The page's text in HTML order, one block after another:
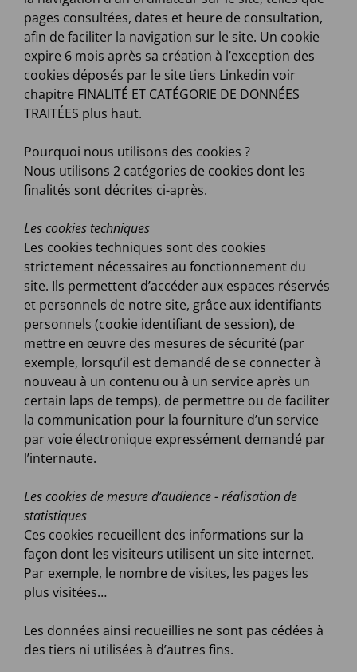
pages consultées, dates et heure de consultation,
afin de faciliter la navigation sur le site. Un cookie
expire 6 mois après sa création à l’exception des
cookies déposés par le site tiers Linkedin voir
chapitre FINALITÉ ET CATÉGORIE DE DONNÉES
TRAITÉES plus haut.
Pourquoi nous utilisons des cookies ?
Nous utilisons 2 catégories de cookies dont les
finalités sont décrites ci-après.
Les cookies techniques
Les cookies techniques sont des cookies
strictement nécessaires au fonctionnement du
site. Ils permettent d’accéder aux espaces réservés
et personnels de notre site, grâce aux identifiants
personnels (cookie identifiant de session), de
mettre en œuvre des mesures de sécurité (par
exemple, lorsqu’il est demandé de se connecter à
nouveau à un contenu ou à un service après un
certain laps de temps), de permettre ou de faciliter
la communication pour la fourniture d’un service
par voie électronique expressément demandé par
l’internaute.
Les cookies de mesure d’audience - réalisation de
statistiques
Ces cookies recueillent des informations sur la
façon dont les visiteurs utilisent un site internet.
Par exemple, le nombre de visites, les pages les
plus visitées…
Les données ainsi recueillies ne sont pas cédées à
des tiers ni utilisées à d’autres fins.